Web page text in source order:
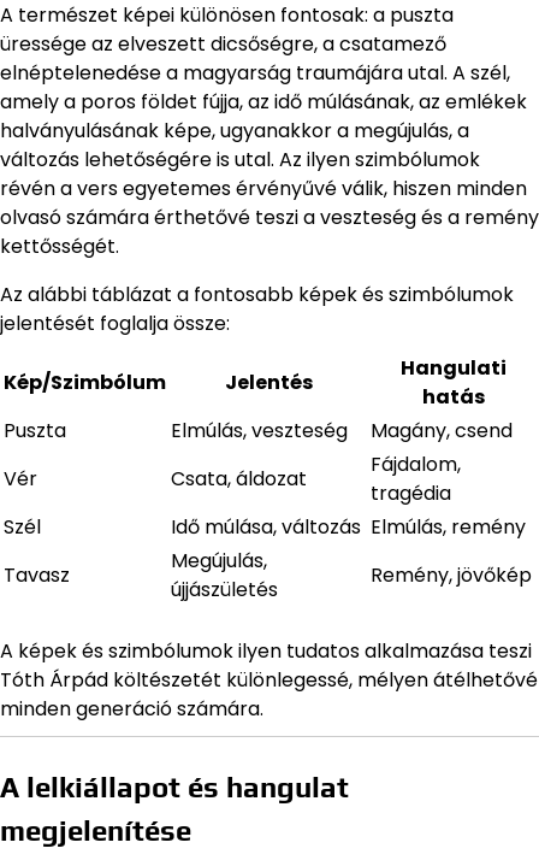
A természet képei különösen fontosak: a puszta
üressége az elveszett dicsőségre, a csatamező
elnéptelenedése a magyarság traumájára utal. A szél,
amely a poros földet fújja, az idő múlásának, az emlékek
halványulásának képe, ugyanakkor a megújulás, a
változás lehetőségére is utal. Az ilyen szimbólumok
révén a vers egyetemes érvényűvé válik, hiszen minden
olvasó számára érthetővé teszi a veszteség és a remény
kettősségét.
Az alábbi táblázat a fontosabb képek és szimbólumok
jelentését foglalja össze:
Kép/Szimbólum Jelentés
Hangulati
hatás
Puszta
Elmúlás, veszteség
Magány, csend
Vér
Csata, áldozat
Fájdalom,
tragédia
Szél
Idő múlása, változás Elmúlás, remény
Tavasz
Megújulás,
újjászületés
Remény, jövőkép
A képek és szimbólumok ilyen tudatos alkalmazása teszi
Tóth Árpád költészetét különlegessé, mélyen átélhetővé
minden generáció számára.
A lelkiállapot és hangulat
megjelenítése